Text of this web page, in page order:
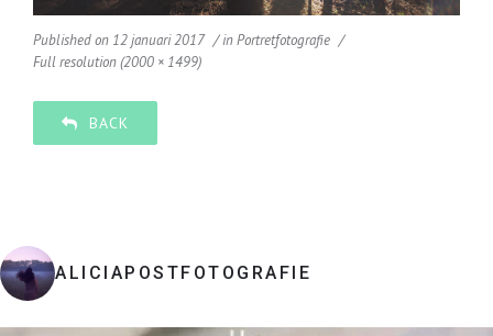
Published on 12 januari 2017 inPortretfotografie
Full resolution (2000 × 1499)
BACK
ALICIAPOSTFOTOGRAFIE